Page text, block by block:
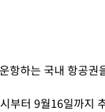
항하는 국내 항공
부터 9월16일까지